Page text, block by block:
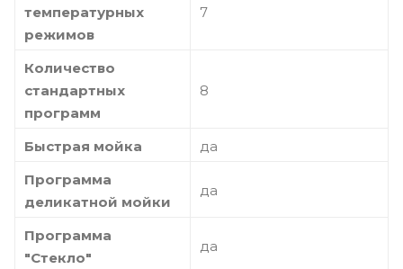
температурных
режимов
7
Количество
стандартных
программ
8
Быстрая мойка
да
Программа
деликатной мойки
да
Программа
"Стекло"
да